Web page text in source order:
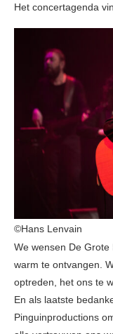
Het concertagenda
©Hans Lenvain
We wensen De Grote
warm te ontvangen.
optreden, het ons te
En als laatste
Pinguinproductions